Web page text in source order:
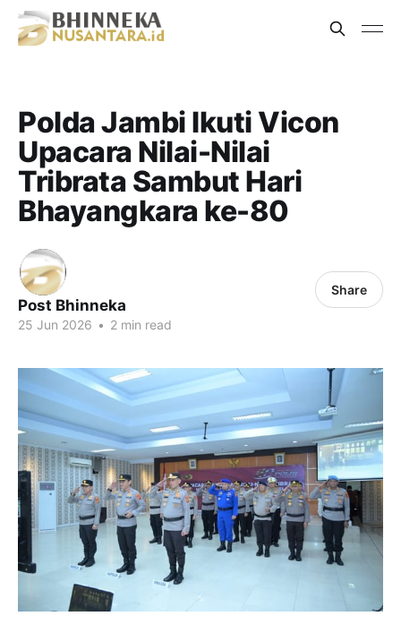
Polda Jambi Ikuti Vicon
Upacara Nilai-Nilai
Tribrata Sambut Hari
Bhayangkara ke-80
Post Bhinneka
25 Jun 2026 • 2 min read
Share